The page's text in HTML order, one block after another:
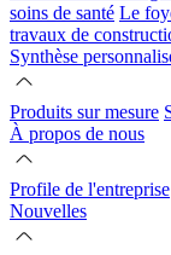
soins de santé Le
travaux de
Synthèse
Produits sur mesure
À propos de nous
Profile de l'entreprise
Nouvelles